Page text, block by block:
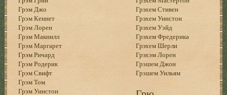
Грэм Джо
Грэм Кеннет
Грэм Лорен
Грэм Макнилл
Грэм Маргарет
Грэм Ричард
Грэм Родерик
Грэм Свифт
Грэм Том
Грэм Уинстон
Грэхем Стивен
Грэхем Уинстон
Грэхем Уэйд
Грэхем Фредерика
Грэхем Шерли
Грэхэм Лорен
Грэшем Джон
Грэшем Уильям